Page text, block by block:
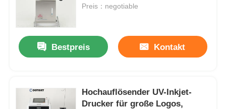
Startseite
Produkte
Über uns
Tintenstrahldrucker mit hohem
Preis：negotiable
Bestpreis Kontakt
Hochauflösender UV-Inkjet-
Drucker für große Logos,